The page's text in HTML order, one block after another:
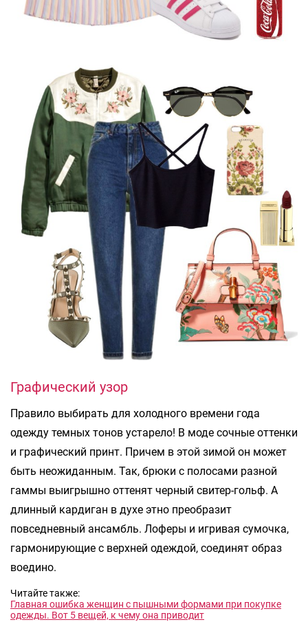
Графический узор
Правило выбирать для холодного времени года
одежду темных тонов устарело! В моде сочные оттенки
и графический принт. Причем в этой зимой он может
быть неожиданным. Так, брюки с полосами разной
гаммы выигрышно оттенят черный свитер-гольф. А
длинный кардиган в духе этно преобразит
повседневный ансамбль. Лоферы и игривая сумочка,
гармонирующие с верхней одеждой, соединят образ
воедино.
Читайте также:
Главная ошибка женщин с пышными формами при покупке
одежды. Вот 5 вещей, к чему она приводит